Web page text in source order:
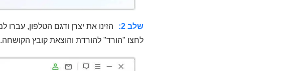
שלב 2:
לחצו "הורד" להורדת והוצאת קובץ הקושחה.